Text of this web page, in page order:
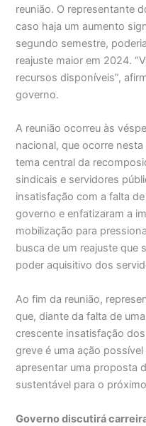
reunião. O representante
caso haja um aumento
segundo semestre,
reajuste maior em 2024.
recursos disponíveis”,
governo.
A reunião ocorreu às
nacional, que ocorre
tema central da
sindicais e servidores
insatisfação com a falta
governo e enfatizaram a
mobilização para
busca de um reajuste que
poder aquisitivo dos
Ao fim da reunião,
que, diante da falta de
crescente insatisfação
greve é uma ação
apresentar uma proposta
sustentável para o
Governo discutirá